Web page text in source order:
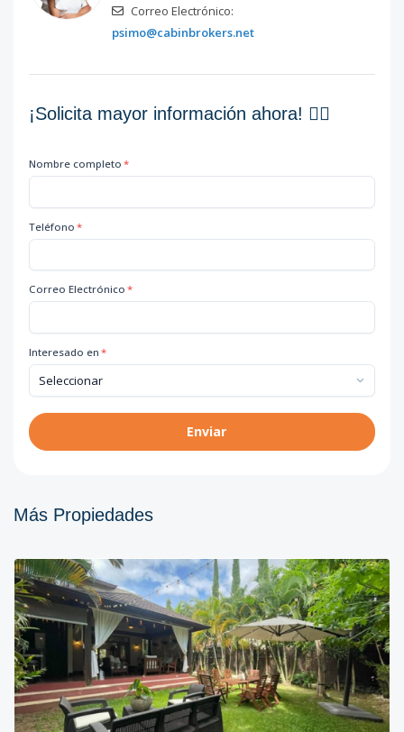
Correo Electrónico:
psimo@cabinbrokers.net
¡Solicita mayor información ahora! 👇🏽
Nombre completo *
Teléfono *
Correo Electrónico *
Interesado en *
Enviar
Más Propiedades